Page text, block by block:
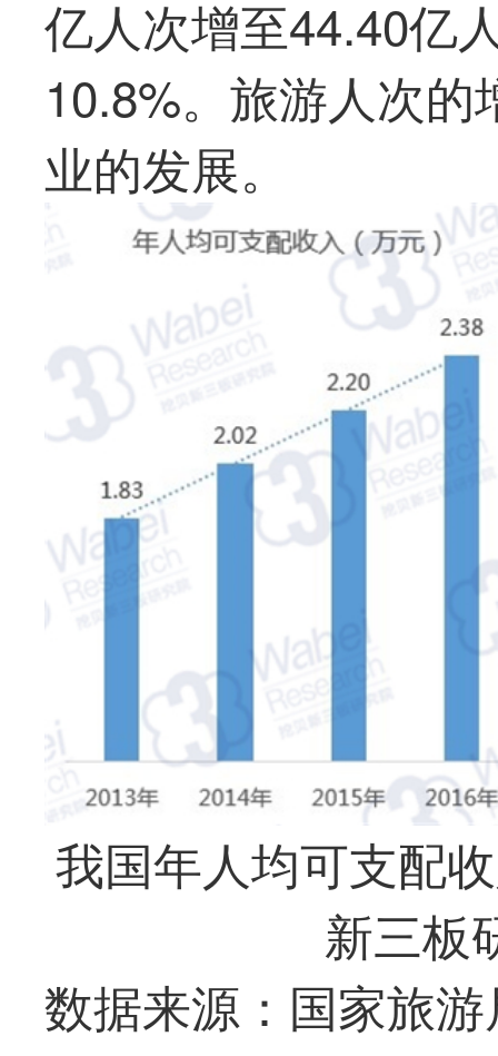
亿人次增至44.40亿
10.8%。旅游人次
业的发展。
我国年人均可支配
新三板
数据来源：国家旅